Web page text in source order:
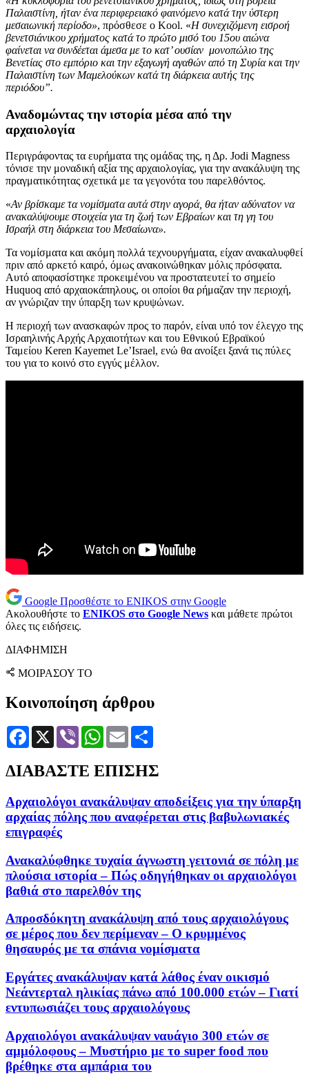
Παλαιστίνη, ήταν ένα περιφερειακό φαινόμενο κατά την ύστερη
μεσαιωνική περίοδο», πρόσθεσε ο Kool. «Η συνεχιζόμενη εισροή
βενετσιάνικου χρήματος κατά το πρώτο μισό του 15ου αιώνα
φαίνεται να συνδέεται άμεσα με το κατ’ ουσίαν μονοπώλιο της
Βενετίας στο εμπόριο και την εξαγωγή αγαθών από τη Συρία και την
Παλαιστίνη των Μαμελούκων κατά τη διάρκεια αυτής της
περιόδου”.
Αναδομώντας την ιστορία μέσα από την
αρχαιολογία
Περιγράφοντας τα ευρήματα της ομάδας της, η Δρ. Jodi Magness
τόνισε την μοναδική αξία της αρχαιολογίας, για την ανακάλυψη της
πραγματικότητας σχετικά με τα γεγονότα του παρελθόντος.
«Αν βρίσκαμε τα νομίσματα αυτά στην αγορά, θα ήταν αδύνατον να
ανακαλύψουμε στοιχεία για τη ζωή των Εβραίων και τη γη του
Ισραήλ στη διάρκεια του Μεσαίωνα».
Τα νομίσματα και ακόμη πολλά τεχνουργήματα, είχαν ανακαλυφθεί
πριν από αρκετό καιρό, όμως ανακοινώθηκαν μόλις πρόσφατα.
Αυτό αποφασίστηκε προκειμένου να προστατευτεί το σημείο
Huquoq από αρχαιοκάπηλους, οι οποίοι θα ρήμαζαν την περιοχή,
αν γνώριζαν την ύπαρξη των κρυψώνων.
Η περιοχή των ανασκαφών προς το παρόν, είναι υπό τον έλεγχο της
Ισραηλινής Αρχής Αρχαιοτήτων και του Εθνικού Εβραϊκού
Ταμείου Keren Kayemet Le’Israel, ενώ θα ανοίξει ξανά τις πύλες
του για το κοινό στο εγγύς μέλλον.
Google Προσθέστε το ENIKOS στην Google
Ακολουθήστε το ENIKOS στο Google News και μάθετε πρώτοι
όλες τις ειδήσεις.
ΔΙΑΦΗΜΙΣΗ
ΜΟΙΡΑΣΟΥ ΤΟ
Κοινοποίηση άρθρου
Facebook
X Viber WhatsApp
Email
ΔΙΑΒΑΣΤΕ ΕΠΙΣΗΣ
Αρχαιολόγοι ανακάλυψαν αποδείξεις για την ύπαρξη
αρχαίας πόλης που αναφέρεται στις βαβυλωνιακές
επιγραφές
Ανακαλύφθηκε τυχαία άγνωστη γειτονιά σε πόλη με
πλούσια ιστορία – Πώς οδηγήθηκαν οι αρχαιολόγοι
βαθιά στο παρελθόν της
Απροσδόκητη ανακάλυψη από τους αρχαιολόγους
σε μέρος που δεν περίμεναν – Ο κρυμμένος
θησαυρός με τα σπάνια νομίσματα
Εργάτες ανακάλυψαν κατά λάθος έναν οικισμό
Νεάντερταλ ηλικίας πάνω από 100.000 ετών – Γιατί
εντυπωσιάζει τους αρχαιολόγους
Αρχαιολόγοι ανακάλυψαν ναυάγιο 300 ετών σε
αμμόλοφους – Μυστήριο με το super food που
βρέθηκε στα αμπάρια του